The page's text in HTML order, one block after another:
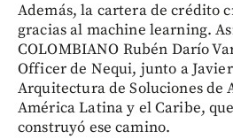
Además, la cartera de crédito
gracias al machine learning.
COLOMBIANO Rubén Darío
Officer de Nequi, junto a
Arquitectura de Soluciones de
América Latina y el Caribe,
construyó ese camino.